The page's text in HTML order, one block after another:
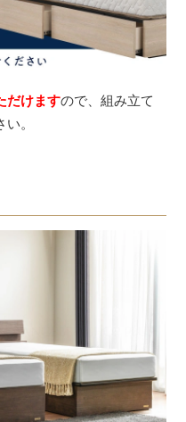
だけますので、組み立て
。